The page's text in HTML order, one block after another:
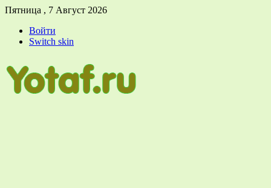
Пятница , 7 Август 2026
Войти
Switch skin